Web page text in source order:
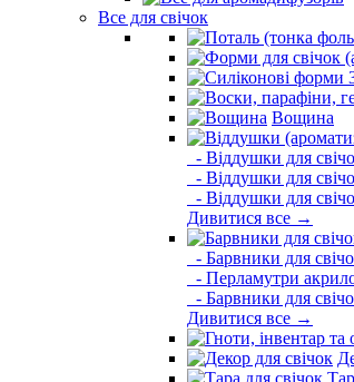
Все для свічок
Вощина
- Віддушки для
- Віддушки для
- Віддушки для
Дивитися все →
- Барвники для
- Перламутри
- Барвники для
Дивитися все →